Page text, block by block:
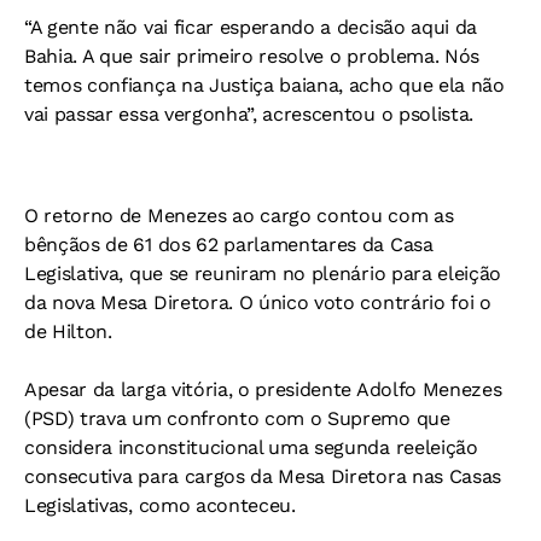
“A gente não vai ficar esperando a decisão aqui da
Bahia. A que sair primeiro resolve o problema. Nós
temos confiança na Justiça baiana, acho que ela não
vai passar essa vergonha”, acrescentou o psolista.
O retorno de Menezes ao cargo contou com as
bênçãos de 61 dos 62 parlamentares da Casa
Legislativa, que se reuniram no plenário para eleição
da nova Mesa Diretora. O único voto contrário foi o
de Hilton.
Apesar da larga vitória, o presidente Adolfo Menezes
(PSD) trava um confronto com o Supremo que
considera inconstitucional uma segunda reeleição
consecutiva para cargos da Mesa Diretora nas Casas
Legislativas, como aconteceu.